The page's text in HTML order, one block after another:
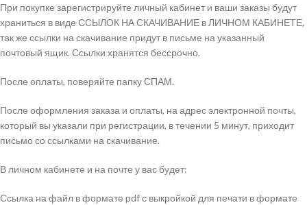
При покупке зарегистрируйте личный кабинет и ваши заказы будут
храниться в виде ССЫЛОК НА СКАЧИВАНИЕ в ЛИЧНОМ КАБИНЕТЕ,
так же ссылки на скачивание придут в письме на указанный
почтовый ящик. Ссылки хранятся бессрочно.
После оплаты, поверяйте папку СПАМ.
После оформления заказа и оплаты, на адрес электронной почты,
который вы указали при регистрации, в течении 5 минут, приходит
письмо со ссылками на скачивание.
В личном кабинете и на почте у вас будет:
Ссылка на файл в формате pdf с выкройкой для печати в формате